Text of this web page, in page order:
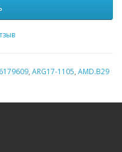
, ARG17-1105, AMD.B29